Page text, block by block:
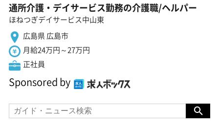
通所介護・デイサービス勤務の介護職/ヘルパー
ほねつぎデイサービス中山東
広島県 広島市
月給24万円～27万円
正社員
Sponsored by